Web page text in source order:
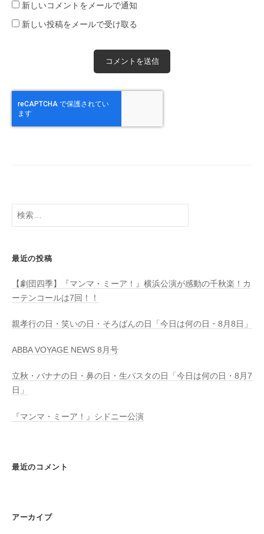
新しいコメントをメールで通知
新しい投稿をメールで受け取る
検
索:
最近の投稿
【劇団四季】『マンマ・ミーア！』横浜公演が感動の千秋楽！カ
ーテンコールは7回！！
親孝行の日・笑いの日・そろばんの日「今日は何の日・8月8日」
ABBA VOYAGE NEWS 8月号
立秋・バナナの日・鼻の日・生パスタの日「今日は何の日・8月7
日」
『マンマ・ミーア！』シドニー公演
最近のコメント
アーカイブ